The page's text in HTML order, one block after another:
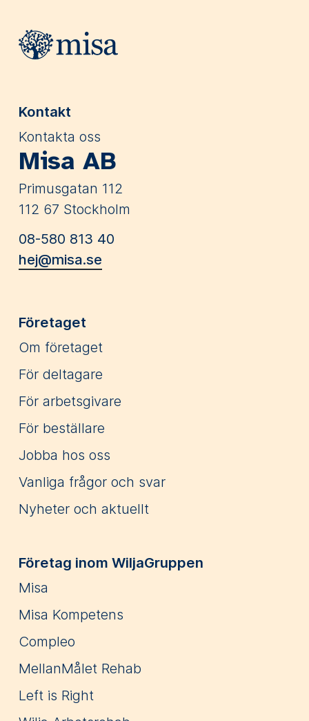
Webbplatsens sidfot
Kontakt
Kontakta oss
Misa AB
Primusgatan 112
112 67 Stockholm
08-580 813 40
hej@misa.se
Företaget
Om företaget
För deltagare
För arbetsgivare
För beställare
Jobba hos oss
Vanliga frågor och svar
Nyheter och aktuellt
Företag inom WiljaGruppen
Misa
Misa Kompetens
Compleo
MellanMålet Rehab
Left is Right